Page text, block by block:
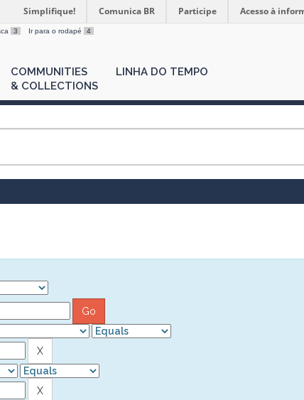
Simplifique! Comunica BR Participe Acesso à
3 Ir para o rodapé 4
COMMUNITIES
& COLLECTIONS
LINHA DO TEMPO